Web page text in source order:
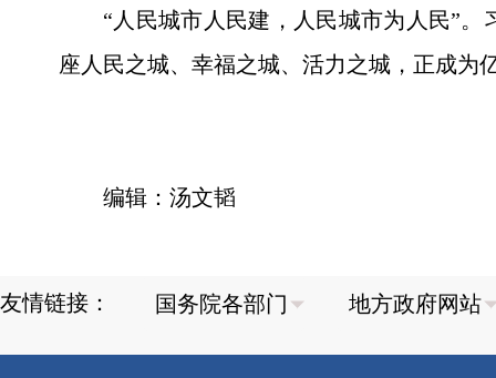
“人民城市人民建，人民城市为人民”
座人民之城、幸福之城、活力之城，正成为
编辑：汤文韬
友情链接：